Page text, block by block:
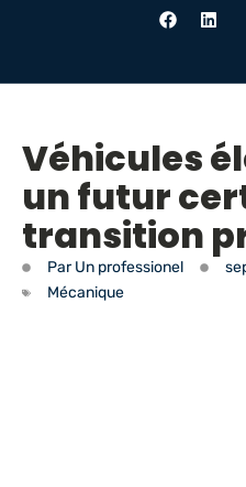
Véhicules
un futur
transition
ParUn professionel
Mécanique